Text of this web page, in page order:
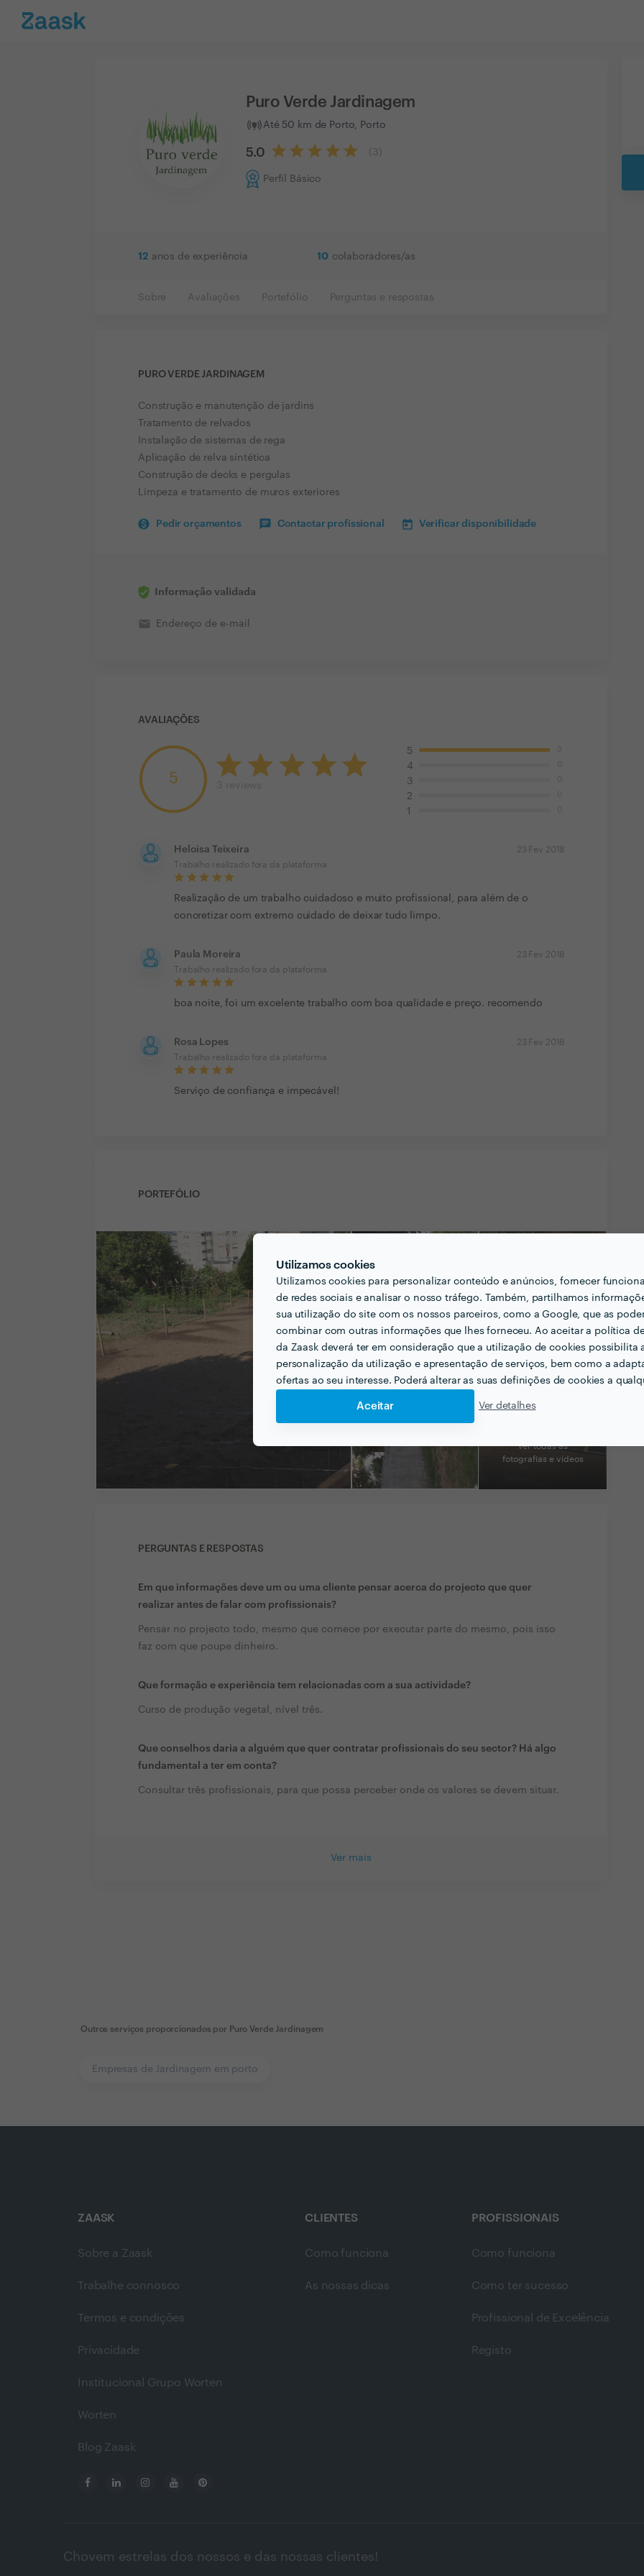
Utilizamos cookies
Utilizamos cookies para personalizar conteúdo e anúncios, fornecer
de redes sociais e analisar o nosso tráfego. Também, partilhamos
sua utilização do site com os nossos parceiros, como a Google, que as
combinar com outras informações que lhes forneceu. Ao aceitar a política
da Zaask deverá ter em consideração que a utilização de cookies possibilita
personalização da utilização e apresentação de serviços, bem como a
ofertas ao seu interesse. Poderá alterar as suas definições de cookies a
Aceitar Ver detalhes
Puro Verde Jardinagem
Até 50 km de Porto, Porto
5.0 ( 3
Perfil Básico
12 anos de experiência 10 colaboradores/as
Sobre Avaliações Portefólio Perguntas e respostas
PURO VERDE JARDINAGEM
Construção e manutenção de jardins
Tratamento de relvados
Instalação de sistemas de rega
Aplicação de relva sintética
Construção de decks e pergulas
Limpeza e tratamento de muros exteriores
Pedir orçamentos Contactar profissional Verificar disponibilidade
Informação validada
email Endereço de e-mail
AVALIAÇÕES
5
5
4
3
2
1
Heloisa Teixeira
Trabalho realizado fora da plataforma
23 Fev 2018
Realização de um trabalho cuidadoso e muito profissional, para além de o
concretizar com extremo cuidado de deixar tudo limpo.
Paula Moreira
Trabalho realizado fora da plataforma
23 Fev 2018
boa noite, foi um excelente trabalho com boa qualidade e preço. recomendo
Rosa Lopes
Trabalho realizado fora da plataforma
23 Fev 2018
Serviço de confiança e impecável!
PORTEFÓLIO
Ver todas as
fotografias e vídeos
PERGUNTAS E RESPOSTAS
Em que informações deve um ou uma cliente pensar acerca do projecto que quer
realizar antes de falar com profissionais?
Pensar no projecto todo, mesmo que comece por executar parte do mesmo, pois isso
faz com que poupe dinheiro.
Que formação e experiência tem relacionadas com a sua actividade?
Curso de produção vegetal, nível três.
Que conselhos daria a alguém que quer contratar profissionais do seu sector? Há algo
fundamental a ter em conta?
Consultar três profissionais, para que possa perceber onde os valores se devem situar.
Ver mais
Outros serviços proporcionados por Puro Verde Jardinagem
Empresas de Jardinagem em porto
ZAASK
Sobre a Zaask
Trabalhe connosco
Termos e condições
Privacidade
Institucional Grupo Worten
Worten
Blog Zaask
CLIENTES
Como funciona
As nossas dicas
PROFISSIONAIS
Como funciona
Como ter sucesso
Profissional de Excelência
Registo
Chovem estrelas dos nossos e das nossas clientes!